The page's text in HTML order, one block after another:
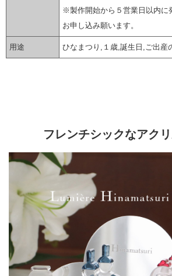
※製作開始から５営業日以内に
お申し込み願います。
用途 ひなまつり,１歳,誕生日,ご出産
フレンチシックなアク